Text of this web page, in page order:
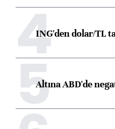
4ING'den dolar/TL
5Altına ABD'de